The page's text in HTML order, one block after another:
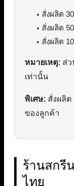
สั่งผลิต
สั่งผลิต
สั่งผลิต
หมายเหตุ: ส่ว
เท่านั้น
พิเศษ: สั่งผลิ
ของลูกค้า
ร้านสกรี
ไทย